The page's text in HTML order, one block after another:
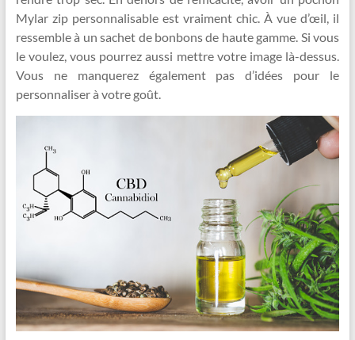
Mylar zip personnalisable est vraiment chic. À vue d’œil, il
ressemble à un sachet de bonbons de haute gamme. Si vous
le voulez, vous pourrez aussi mettre votre image là-dessus.
Vous ne manquerez également pas d’idées pour le
personnaliser à votre goût.